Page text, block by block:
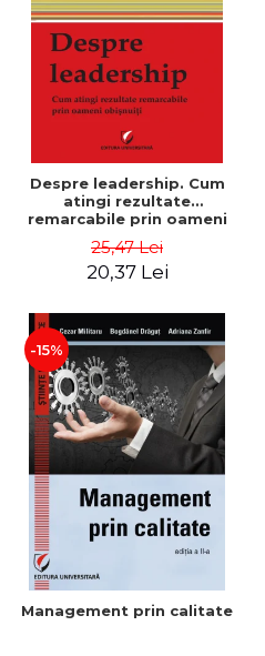
Despre leadership. Cum
atingi rezultate
remarcabile prin oameni
25,47 Lei
20,37 Lei
-15%
Management prin calitate